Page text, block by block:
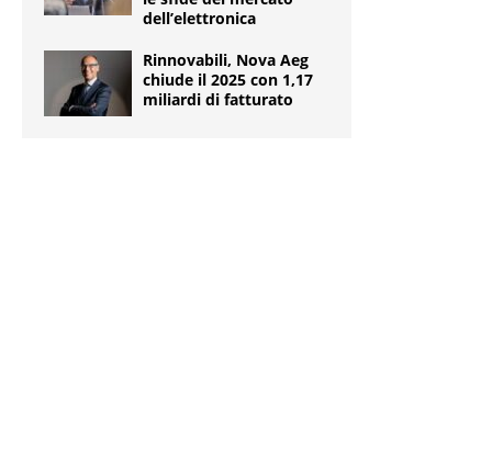
dell’elettronica
Rinnovabili, Nova Aeg
chiude il 2025 con 1,17
miliardi di fatturato